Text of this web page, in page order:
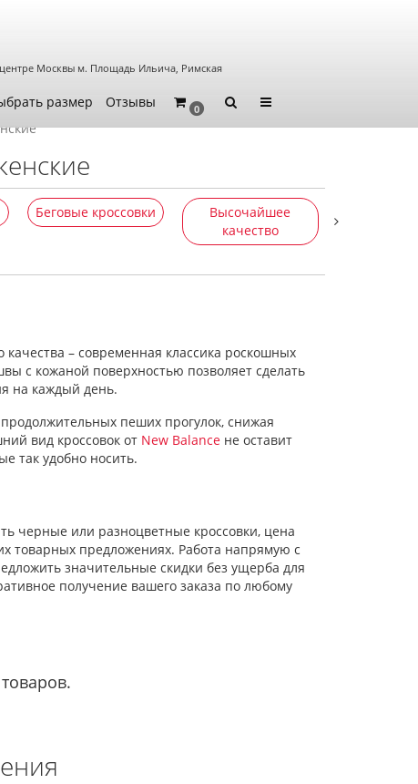
Москвы м. Площадь Ильича, Римская
размер Отзывы 0
Беговые кроссовки
Высочайшее
качество
– современная классика роскошных
с кожаной поверхностью позволяет сделать
на каждый день.
пеших прогулок, снижая
вид кроссовок от New Balanceне оставит
так удобно носить.
черные или разноцветные кроссовки, цена
товарных предложениях. Работа напрямую с
значительные скидки без ущерба для
получение вашего заказа по любому